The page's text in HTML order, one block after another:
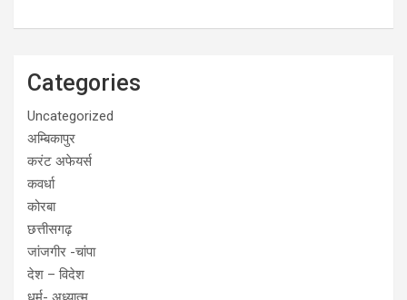
Categories
Uncategorized
अम्बिकापुर
करंट अफेयर्स
कवर्धा
कोरबा
छत्तीसगढ़
जांजगीर -चांपा
देश – विदेश